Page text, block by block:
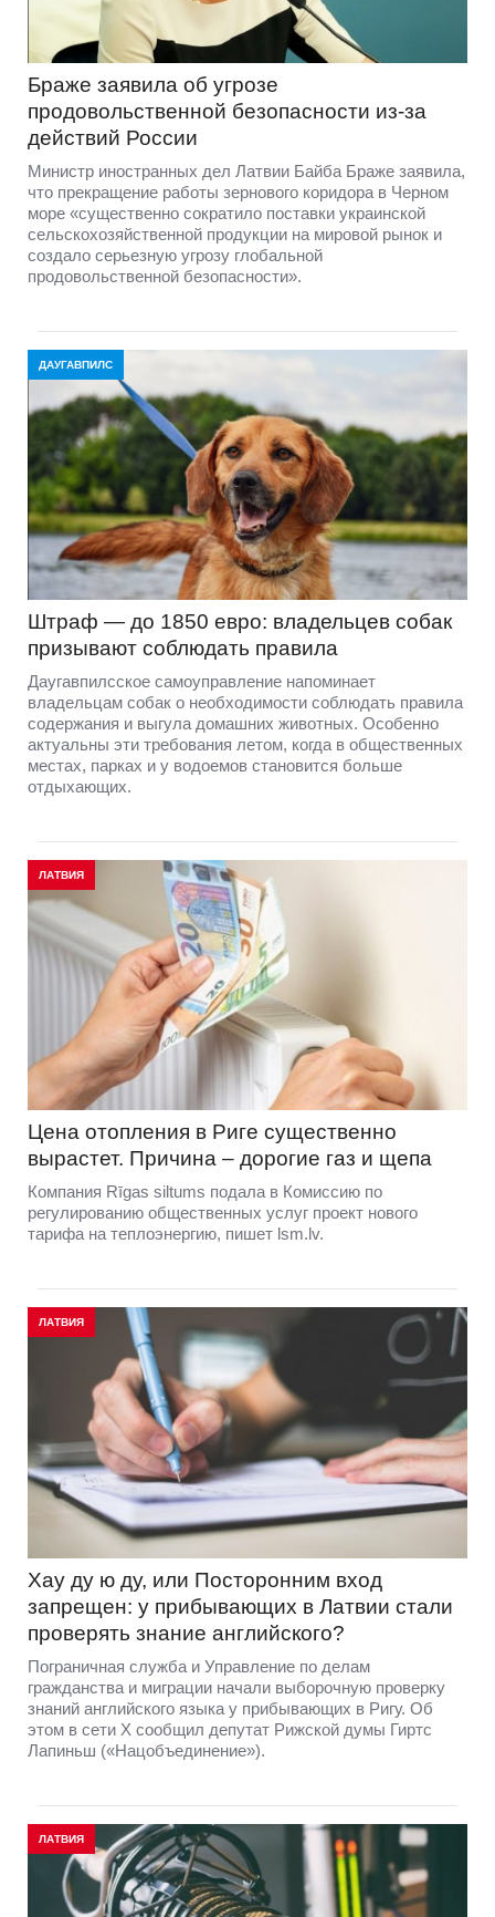
Браже заявила об угрозе
продовольственной безопасности из-за
действий России
Министр иностранных дел Латвии Байба Браже заявила,
что прекращение работы зернового коридора в Черном
море «существенно сократило поставки украинской
сельскохозяйственной продукции на мировой рынок и
создало серьезную угрозу глобальной
продовольственной безопасности».
ДАУГАВПИЛС
Штраф — до 1850 евро: владельцев собак
призывают соблюдать правила
Даугавпилсское самоуправление напоминает
владельцам собак о необходимости соблюдать правила
содержания и выгула домашних животных. Особенно
актуальны эти требования летом, когда в общественных
местах, парках и у водоемов становится больше
отдыхающих.
ЛАТВИЯ
Цена отопления в Риге существенно
вырастет. Причина – дорогие газ и щепа
Компания Rīgas siltums подала в Комиссию по
регулированию общественных услуг проект нового
тарифа на теплоэнергию, пишет lsm.lv.
ЛАТВИЯ
Хау ду ю ду, или Посторонним вход
запрещен: у прибывающих в Латвии стали
проверять знание английского?
Пограничная служба и Управление по делам
гражданства и миграции начали выборочную проверку
знаний английского языка у прибывающих в Ригу. Об
этом в сети Х сообщил депутат Рижской думы Гиртс
Лапиньш («Нацобъединение»).
ЛАТВИЯ